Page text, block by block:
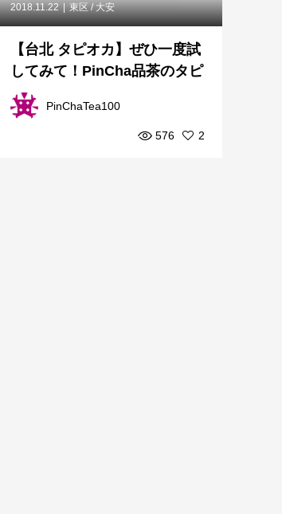
2018.11.22 東区 / 大安
【台北 タピオカ】ぜひ一度試
してみて！PinCha品茶のタピ
オカミルクティー
PinChaTea100
576 2